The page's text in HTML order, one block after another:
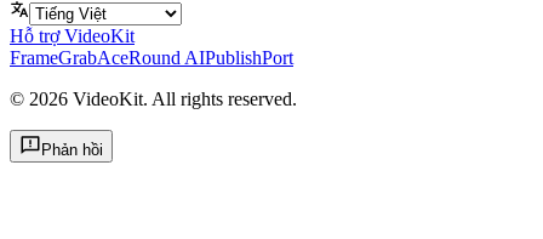
Hỗ trợ VideoKit
FrameGrabAceRound AIPublishPort
© 2026 VideoKit. All rights reserved.
Phản hồi